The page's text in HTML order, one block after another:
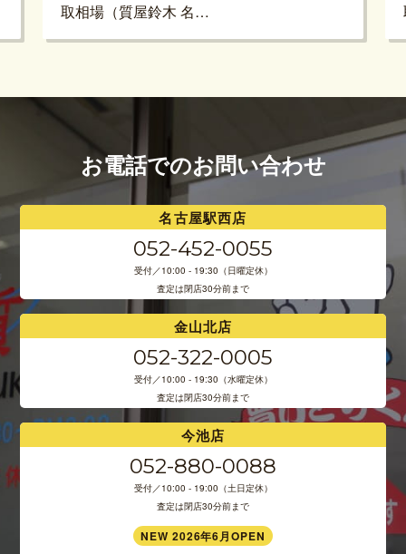
取相場（質屋鈴木 名…
お電話でのお問い合わせ
名古屋駅西店
052-452-0055
受付／10:00 - 19:30（日曜定休）
査定は閉店30分前まで
金山北店
052-322-0005
受付／10:00 - 19:30（水曜定休）
査定は閉店30分前まで
今池店
052-880-0088
受付／10:00 - 19:00（土日定休）
査定は閉店30分前まで
NEW 2026年6月OPEN